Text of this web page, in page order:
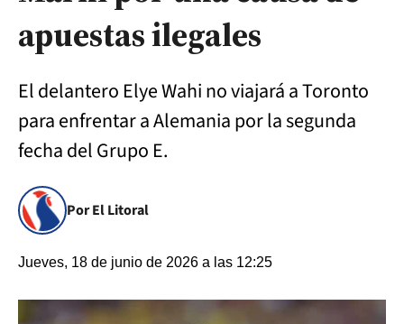
apuestas ilegales
El delantero Elye Wahi no viajará a Toronto
para enfrentar a Alemania por la segunda
fecha del Grupo E.
Por El Litoral
Jueves, 18 de junio de 2026 a las 12:25